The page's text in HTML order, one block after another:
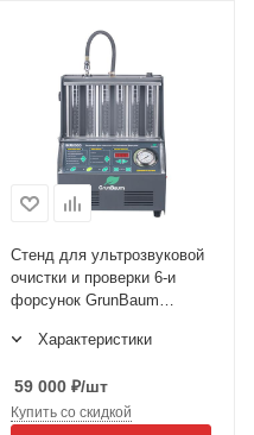
Стенд для ультрозвуковой
очистки и проверки 6-и
форсунок GrunBaum
Характеристики
59 000 ₽/шт
Купить со скидкой